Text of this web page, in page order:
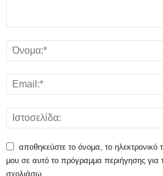
αποθηκεύστε το όνομα, το ηλεκτρονικό
μου σε αυτό το πρόγραμμα περιήγησης
σχολιάσω.